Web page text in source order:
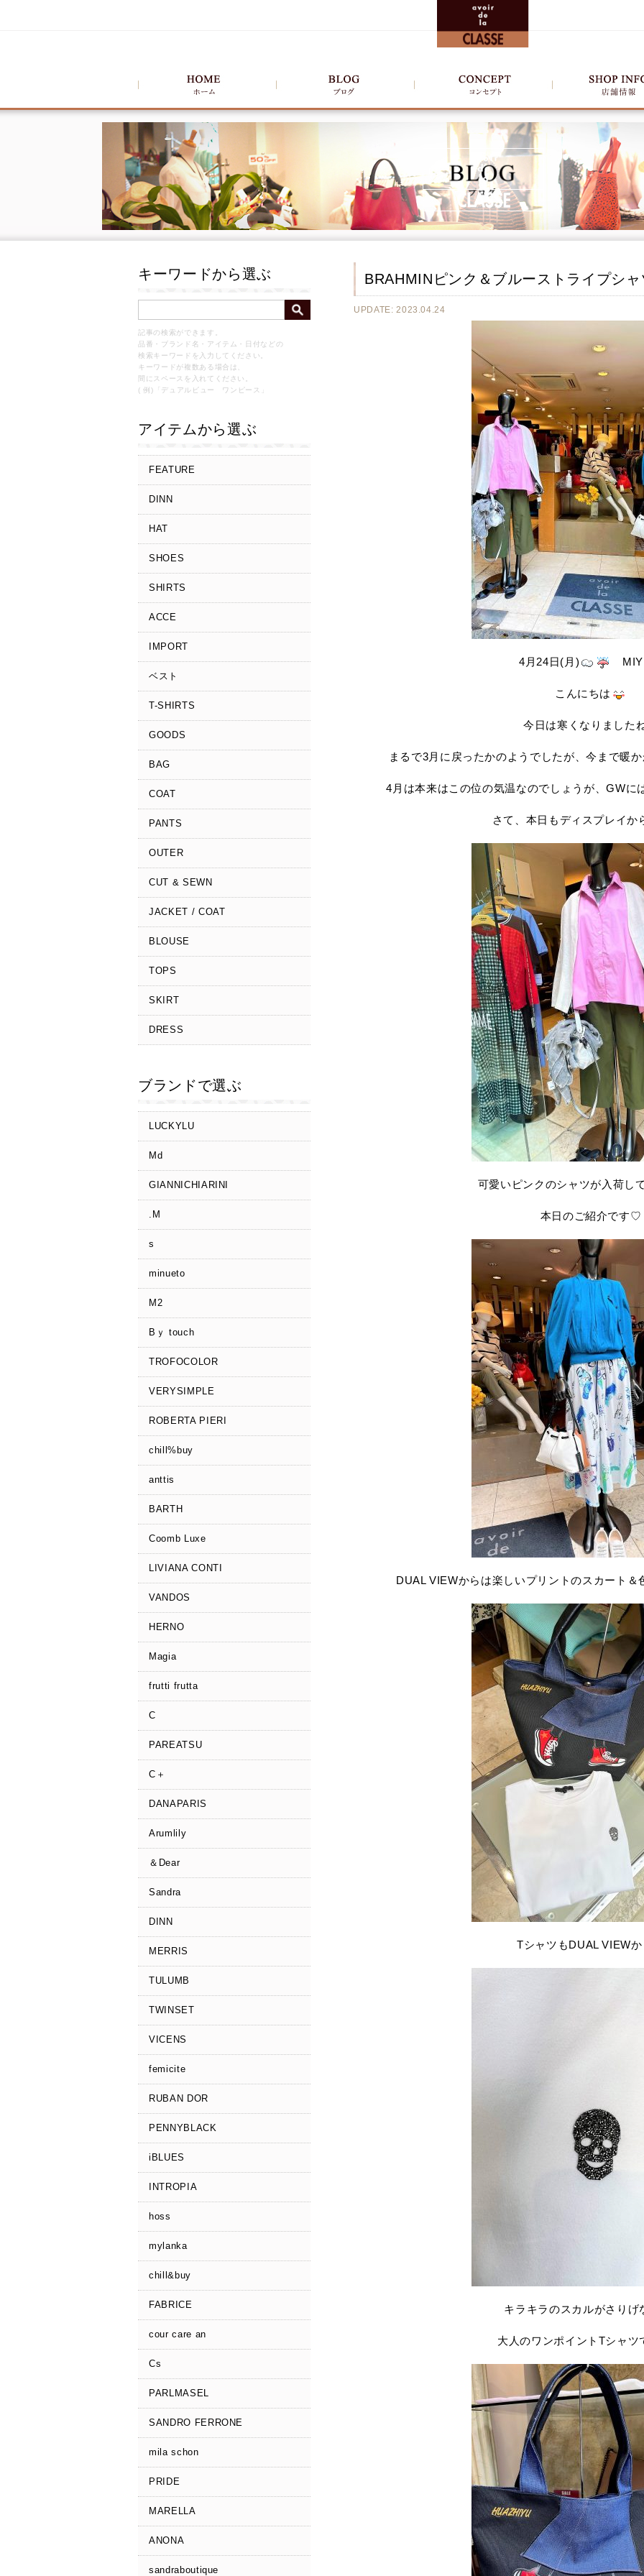
キーワードから選ぶ
記事の検索ができます。
品番・ブランド名・アイテム・日付などの
検索キーワードを入力してください。
キーワードが複数ある場合は、
間にスペースを入れてください。
( 例)「デュアルビュー ワンピース」
アイテムから選ぶ
FEATURE
DINN
HAT
SHOES
SHIRTS
ACCE
IMPORT
ベスト
T-SHIRTS
GOODS
BAG
COAT
PANTS
OUTER
CUT & SEWN
JACKET / COAT
BLOUSE
TOPS
SKIRT
DRESS
ブランドで選ぶ
LUCKYLU
Md
GIANNICHIARINI
.M
s
minueto
M2
Bｙ touch
TROFOCOLOR
VERYSIMPLE
ROBERTA PIERI
chill%buy
anttis
BARTH
Coomb Luxe
LIVIANA CONTI
VANDOS
HERNO
Magia
frutti frutta
C
PAREATSU
C＋
DANAPARIS
Arumlily
＆Dear
Sandra
DINN
MERRIS
TULUMB
TWINSET
VICENS
femicite
RUBAN DOR
PENNYBLACK
iBLUES
INTROPIA
hoss
mylanka
chill&buy
FABRICE
cour care an
Cs
PARLMASEL
SANDRO FERRONE
mila schon
PRIDE
MARELLA
ANONA
sandraboutique
BRAHMINピンク＆ブルーストライプシャ
UPDATE: 2023.04.24
4月24日(月)
こんにちは
今日は寒くなりました
まるで3月に戻ったかのようでしたが、今まで暖
4月は本来はこの位の気温なのでしょうが、GWに
さて、本日もディスプレイか
可愛いピンクのシャツが入荷し
本日のご紹介です♡
DUAL VIEWからは楽しいプリントのスカート＆
TシャツもDUAL VIEW
キラキラのスカルがさりげ
大人のワンポイントTシャ